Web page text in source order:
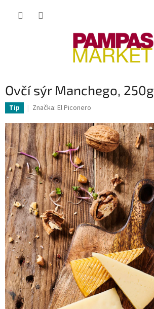
Ovčí sýr Manchego, 250g
Tip Značka: El Piconero